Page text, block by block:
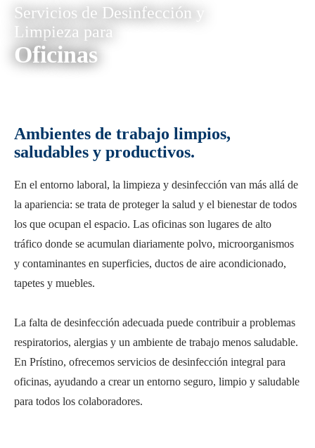
Servicios de Desinfección y
Limpieza para
Oficinas
Ambientes de trabajo limpios,
saludables y productivos.
En el entorno laboral, la limpieza y desinfección van más allá de
la apariencia: se trata de proteger la salud y el bienestar de todos
los que ocupan el espacio. Las oficinas son lugares de alto
tráfico donde se acumulan diariamente polvo, microorganismos
y contaminantes en superficies, ductos de aire acondicionado,
tapetes y muebles.
La falta de desinfección adecuada puede contribuir a problemas
respiratorios, alergias y un ambiente de trabajo menos saludable.
En Prístino, ofrecemos servicios de desinfección integral para
oficinas, ayudando a crear un entorno seguro, limpio y saludable
para todos los colaboradores.